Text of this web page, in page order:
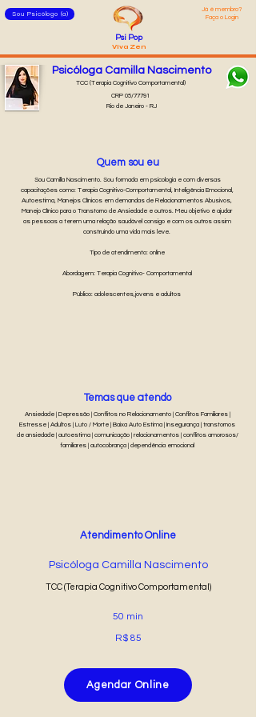
Sou Psicólogo (a)
Já é membro?
Faça o Login
Psi Pop
Viva Zen
Psicóloga Camilla Nascimento
CRP 05/77791
Rio de Janeiro - RJ
TCC (Terapia Cognitivo Comportamental)
Quem sou eu
Sou Camilla Nascimento. Sou formada em psicologia e com diversas
capacitações como: Terapia Cognitivo-Comportamental, Inteligência Emocional,
Autoestima, Manejos Clínicos em demandas de Relacionamentos Abusivos,
Manejo Clínico para o Transtorno de Ansiedade e outros. Meu objetivo é ajudar
as pessoas a terem uma relação saudável consigo e com os outros assim
construindo uma vida mais leve.
Tipo de atendimento: online
Abordagem: Terapia Cognitivo- Comportamental
Público: adolescentes,jovens e adultos
Ansiedade | Depressão | Conflitos no Relacionamento | Conflitos Familiares |
Estresse | Adultos | Luto / Morte | Baixa Auto Estima | Insegurança | transtornos
de ansiedade | autoestima | comunicação | relacionamentos | conflitos amorosos/
familiares | autocobrança | dependência emocional
Temas que atendo
Atendimento Online
Psicóloga Camilla Nascimento
TCC (Terapia Cognitivo Comportamental)
50 min
R$ 85
Agendar Online